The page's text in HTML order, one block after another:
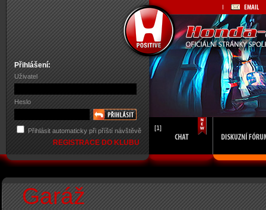
Přihlášení:
Uživatel
Heslo
Přihlásit automaticky při příští návštěvě
REGISTRACE DO KLUBU
[1]
Garáž